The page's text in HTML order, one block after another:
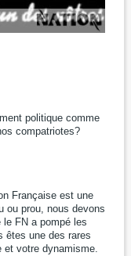
politique comme
compatriotes?
Française est une
ou prou, nous devons
FN a pompé les
êtes une des rares
et votre dynamisme.